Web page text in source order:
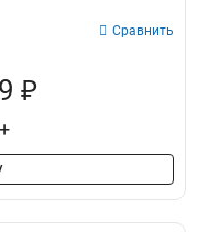
Сравнить
₽
+